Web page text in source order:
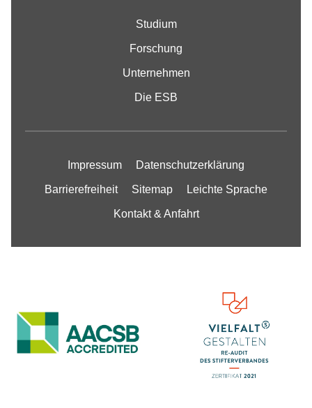
Studium
Forschung
Unternehmen
Die ESB
Impressum Datenschutzerklärung
Barrierefreiheit Sitemap Leichte Sprache
Kontakt & Anfahrt